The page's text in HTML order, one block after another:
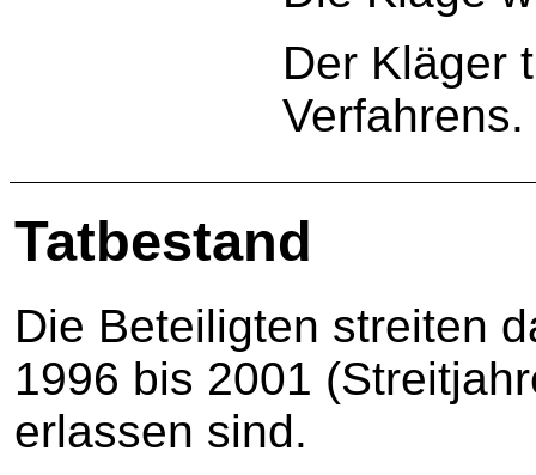
Der Kläger
Verfahrens.
Tatbestand
Die Beteiligten streiten
1996 bis 2001
erlassen sind.